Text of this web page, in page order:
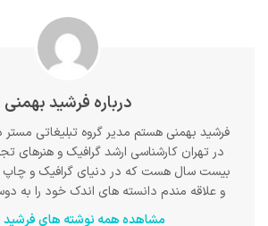
درباره فرشید بهمنی
در تهران کارشناسی ارشد گرافیک و هنرهای
بیست سال هست که در دنیای گرافیک و
و علاقه مندم دانسته های اندک خود را به
مشاهده همه نوشته های فرشید